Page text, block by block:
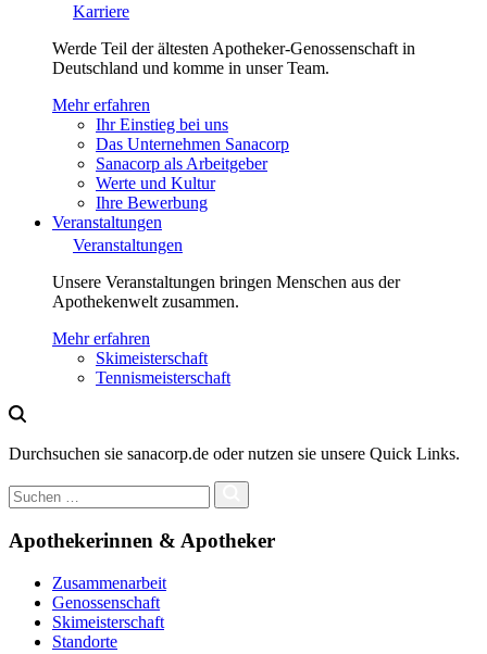
Karriere
Werde Teil der ältesten Apotheker-Genossenschaft in
Deutschland und komme in unser Team.
Mehr erfahren
Ihr Einstieg bei uns
Das Unternehmen Sanacorp
Sanacorp als Arbeitgeber
Werte und Kultur
Ihre Bewerbung
Veranstaltungen
Veranstaltungen
Unsere Veranstaltungen bringen Menschen aus der
Apothekenwelt zusammen.
Mehr erfahren
Skimeisterschaft
Tennismeisterschaft
Durchsuchen sie sanacorp.de oder nutzen sie unsere Quick Links.
Apothekerinnen & Apotheker
Zusammenarbeit
Genossenschaft
Skimeisterschaft
Standorte